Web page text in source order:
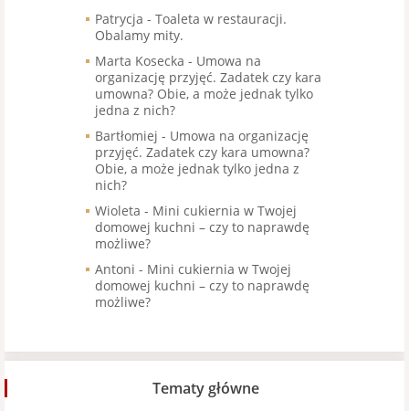
Patrycja - Toaleta w restauracji.
Obalamy mity.
Marta Kosecka - Umowa na
organizację przyjęć. Zadatek czy kara
umowna? Obie, a może jednak tylko
jedna z nich?
Bartłomiej - Umowa na organizację
przyjęć. Zadatek czy kara umowna?
Obie, a może jednak tylko jedna z
nich?
Wioleta - Mini cukiernia w Twojej
domowej kuchni – czy to naprawdę
możliwe?
Antoni - Mini cukiernia w Twojej
domowej kuchni – czy to naprawdę
możliwe?
Tematy główne